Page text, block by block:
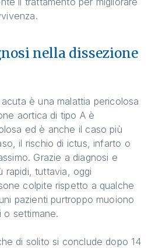
nella dissezione
è una malattia pericolosa
aortica di tipo A è
ed è anche il caso più
il rischio di ictus, infarto o
Grazie a diagnosi e
rapidi, tuttavia, oggi
colpite rispetto a qualche
pazienti purtroppo muoiono
o settimane.
di solito si conclude dopo 14